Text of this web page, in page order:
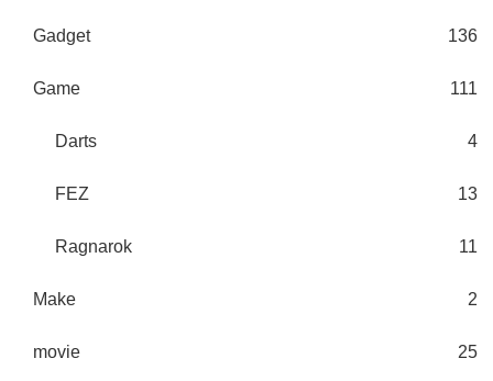
Gadget 136
Game 111
Darts 4
FEZ 13
Ragnarok 11
Make 2
movie 25